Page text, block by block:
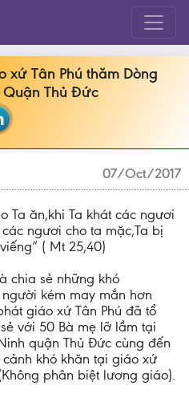
xứ Tân Phú thăm Dòng
Thủ Đức
07/Oct/2017
Ta ăn,khi Ta khát các ngươi
ngươi cho ta mặc,Ta bị
( Mt 25,40)
chia sẻ những khó
kém may mắn hơn
giáo xứ Tân Phú đã tổ
với 50 Bà mẹ lỡ lầm tại
quận Thủ Đức cùng đến
khó khăn tại giáo xứ
phân biệt lương giáo).